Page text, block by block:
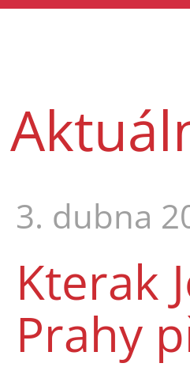
3. dubna
Kterak
Prahy